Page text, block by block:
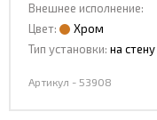
Внешнее исполнение:
Цвет:
Хром
Тип установки: на стену
Артикул - 53908